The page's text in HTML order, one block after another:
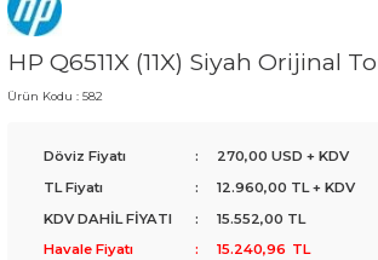
HP Q6511X (11X) Siyah Orijinal
Ürün Kodu : 582
Döviz Fiyatı :
270,00 USD + KDV
TL Fiyatı
: 12.960,00 TL + KDV
KDV DAHİL FİYATI
: 15.552,00 TL
Havale Fiyatı
: 15.240,96 TL